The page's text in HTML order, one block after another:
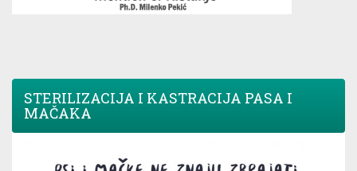
STERILIZACIJA I KASTRACIJA PASA I
MAČAKA